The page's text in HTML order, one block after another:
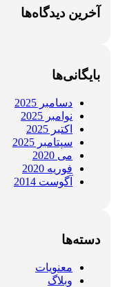
آخرین دیدگاه‌ها
بایگانی‌ها
دسامبر 2025
نوامبر 2025
اکتبر 2025
سپتامبر 2025
می 2020
فوریه 2020
آگوست 2014
دسته‌ها
معنویات
وبلاگ